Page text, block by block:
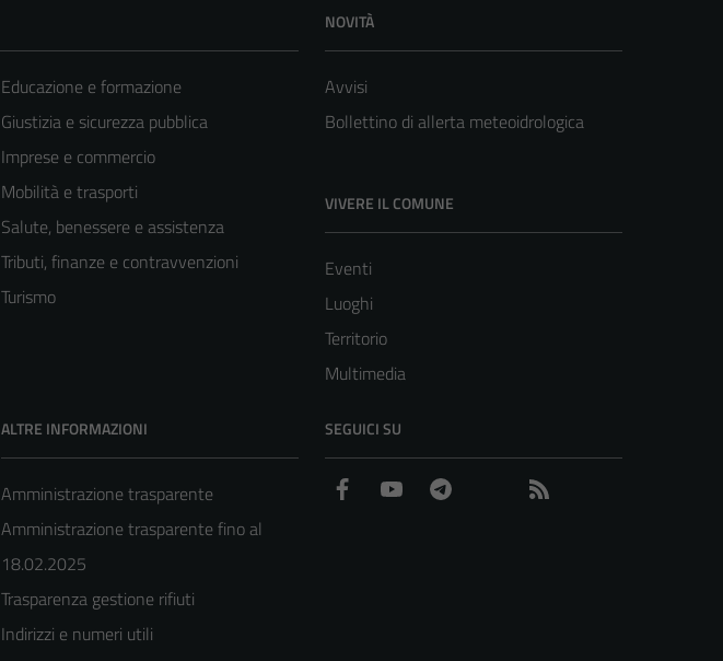
Educazione e formazione
Giustizia e sicurezza pubblica
Imprese e commercio
Mobilità e trasporti
Salute, benessere e assistenza
Tributi, finanze e contravvenzioni
Turismo
NOVITÀ
Avvisi
Bollettino di allerta meteoidrologica
VIVERE IL COMUNE
Eventi
Luoghi
Territorio
Multimedia
ALTRE INFORMAZIONI
Amministrazione trasparente
Amministrazione trasparente fino al
18.02.2025
Trasparenza gestione rifiuti
Indirizzi e numeri utili
SEGUICI SU
Facebook YouTube WhatsApp
Tecnici